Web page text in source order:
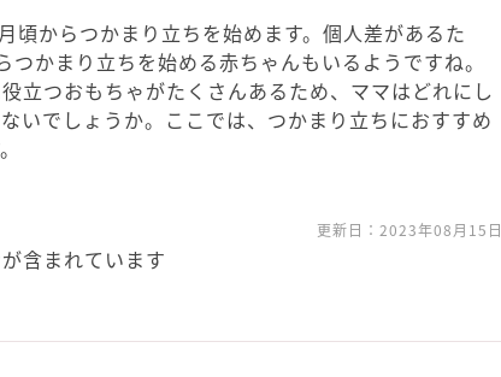
頃からつかまり立ちを始めます。個人差があるた
かまり立ちを始める赤ちゃんもいるようですね。
立つおもちゃがたくさんあるため、ママはどれにし
いでしょうか。ここでは、つかまり立ちにおすすめ
更新日： 2023年08月15日
含まれています